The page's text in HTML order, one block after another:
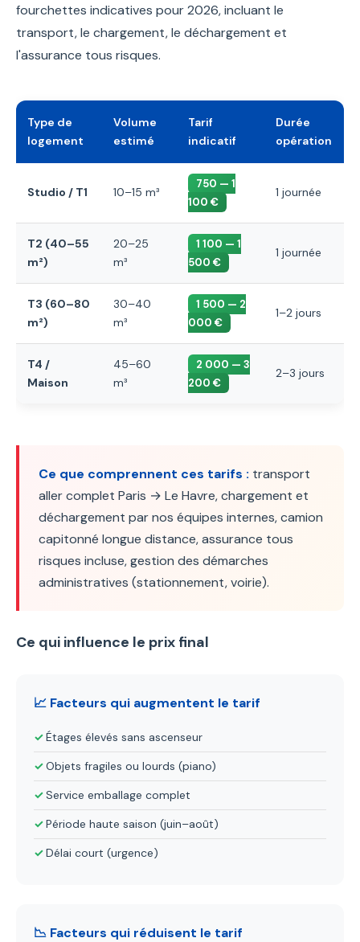
fourchettes indicatives pour 2026, incluant le
transport, le chargement, le déchargement et
l'assurance tous risques.
Type de
logement
Volume
estimé
Tarif
indicatif
Durée
opération
Studio / T1 10–15 m³
750 — 1
100 €
1 journée
T2 (40–55
m²)
20–25
m³
1 100 — 1
500 €
1 journée
T3 (60–80
m²)
30–40
m³
1 500 — 2
000 €
1–2 jours
T4 /
Maison
45–60
m³
2 000 — 3
200 €
2–3 jours
Ce que comprennent ces tarifs : transport
aller complet Paris → Le Havre, chargement et
déchargement par nos équipes internes, camion
capitonné longue distance, assurance tous
risques incluse, gestion des démarches
administratives (stationnement, voirie).
Ce qui influence le prix final
📈 Facteurs qui augmentent le tarif
Étages élevés sans ascenseur
Objets fragiles ou lourds (piano)
Service emballage complet
Période haute saison (juin–août)
Délai court (urgence)
📉 Facteurs qui réduisent le tarif